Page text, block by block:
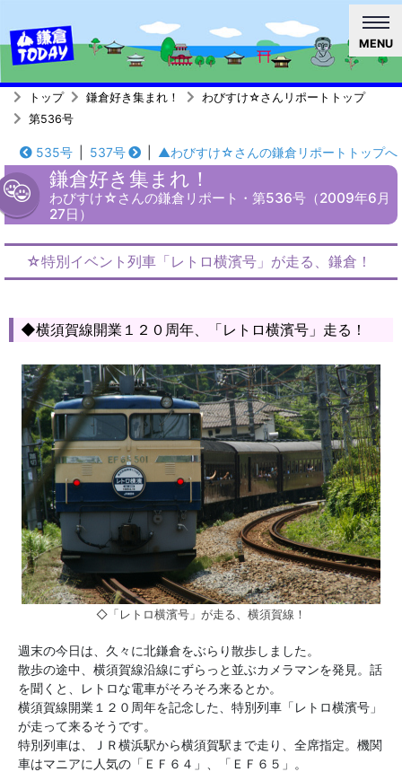
MENU
トップ 鎌倉好き集まれ！
わびすけ☆さんリポートトップ
第536号
535号 537号 ▲わびすけ☆さんの鎌倉リポートトップへ
鎌倉好き集まれ！
わびすけ☆さんの鎌倉リポート・第536号（2009年6月
27日）
☆特別イベント列車「レトロ横濱号」が走る、鎌倉！
◆横須賀線開業１２０周年、「レトロ横濱号」走る！
◇「レトロ横濱号」が走る、横須賀線！
週末の今日は、久々に北鎌倉をぶらり散歩しました。
散歩の途中、横須賀線沿線にずらっと並ぶカメラマンを発見。話
を聞くと、レトロな電車がそろそろ来るとか。
横須賀線開業１２０周年を記念した、特別列車「レトロ横濱号」
が走って来るそうです。
特別列車は、ＪＲ横浜駅から横須賀駅まで走り、全席指定。機関
車はマニアに人気の「ＥＦ６４」、「ＥＦ６５」。